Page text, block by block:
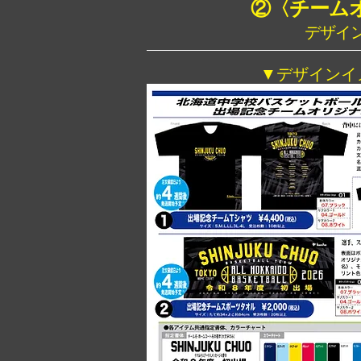
②〈チーム
デザイ
▼デザインイ